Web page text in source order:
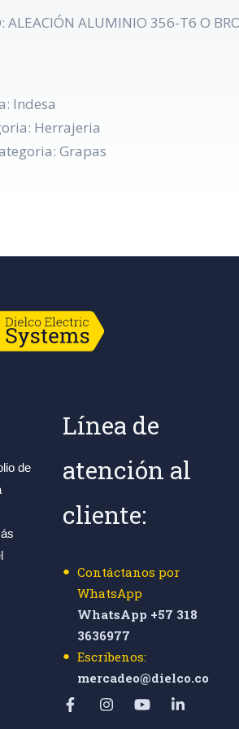
ALEACIÓN ALUMINIO 356-T6 O
Indesa
Herrajeria
Grapas
de
Línea de
atención al
cliente:
Contáctanos por
WhatsApp
WhatsApp +57 318
3636977
Escríbenos:
mercadeo@dielco.co